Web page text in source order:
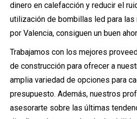
dinero en calefacción y reducir el
utilización de bombillas led para
por Valencia, consiguen un buen
Trabajamos con los mejores
de construcción para ofrecer a
amplia variedad de opciones para
presupuesto. Además, nuestros
asesorarte sobre las últimas